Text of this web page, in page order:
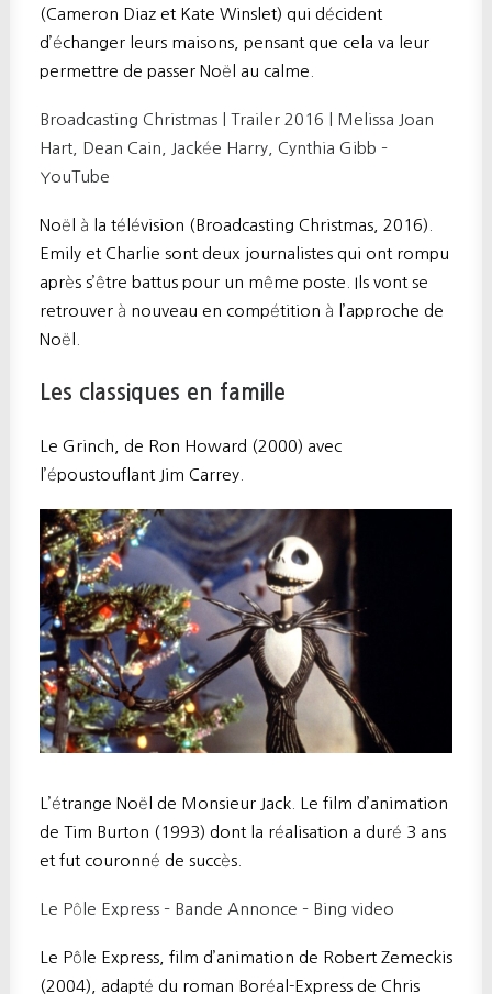
(Cameron Diaz et Kate Winslet) qui décident
d’échanger leurs maisons, pensant que cela va leur
permettre de passer Noël au calme.
Broadcasting Christmas | Trailer 2016 | Melissa Joan
Hart, Dean Cain, Jackée Harry, Cynthia Gibb –
YouTube
Noël à la télévision (Broadcasting Christmas, 2016).
Emily et Charlie sont deux journalistes qui ont rompu
après s’être battus pour un même poste. Ils vont se
retrouver à nouveau en compétition à l’approche de
Noël.
Les classiques en famille
Le Grinch, de Ron Howard (2000) avec
l’époustouflant Jim Carrey.
L’étrange Noël de Monsieur Jack. Le film d’animation
de Tim Burton (1993) dont la réalisation a duré 3 ans
et fut couronné de succès.
Le Pôle Express – Bande Annonce – Bing video
Le Pôle Express, film d’animation de Robert Zemeckis
(2004), adapté du roman Boréal-Express de Chris